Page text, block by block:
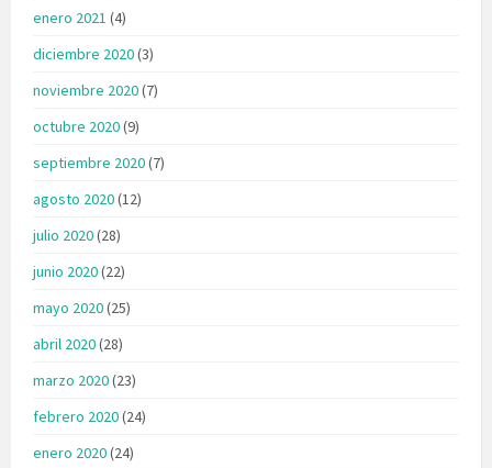
enero 2021 (4)
diciembre 2020(3)
noviembre 2020(7)
octubre 2020(9)
septiembre 2020(7)
agosto 2020(12)
julio 2020(28)
junio 2020(22)
mayo 2020(25)
abril 2020(28)
marzo 2020(23)
febrero 2020(24)
enero 2020(24)